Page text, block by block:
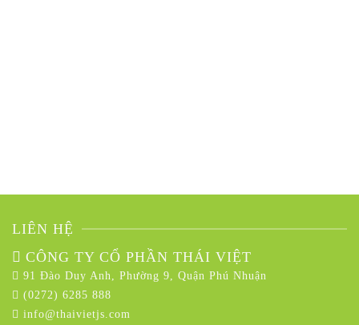
LIÊN HỆ
CÔNG TY CỔ PHẦN THÁI VIỆT
91 Đào Duy Anh, Phường 9, Quận Phú Nhuận
(0272) 6285 888
info@thaivietjs.com